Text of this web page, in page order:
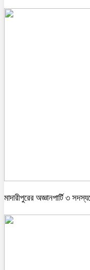
মাদারীপুরের অজ্ঞানপার্টি ৩